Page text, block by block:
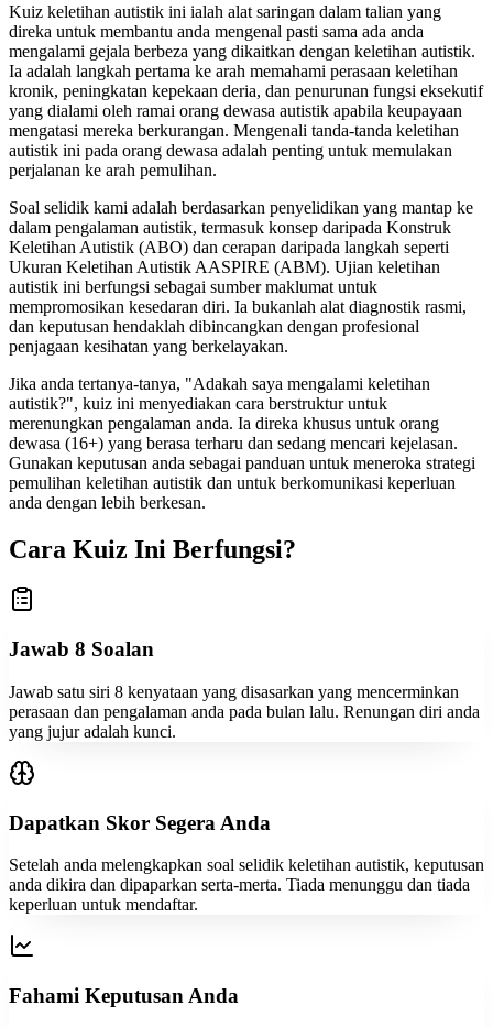
Kuiz keletihan autistik ini ialah alat saringan dalam talian yang
direka untuk membantu anda mengenal pasti sama ada anda
mengalami gejala berbeza yang dikaitkan dengan keletihan autistik.
Ia adalah langkah pertama ke arah memahami perasaan keletihan
kronik, peningkatan kepekaan deria, dan penurunan fungsi eksekutif
yang dialami oleh ramai orang dewasa autistik apabila keupayaan
mengatasi mereka berkurangan. Mengenali tanda-tanda keletihan
autistik ini pada orang dewasa adalah penting untuk memulakan
perjalanan ke arah pemulihan.
Soal selidik kami adalah berdasarkan penyelidikan yang mantap ke
dalam pengalaman autistik, termasuk konsep daripada Konstruk
Keletihan Autistik (ABO) dan cerapan daripada langkah seperti
Ukuran Keletihan Autistik AASPIRE (ABM). Ujian keletihan
autistik ini berfungsi sebagai sumber maklumat untuk
mempromosikan kesedaran diri. Ia bukanlah alat diagnostik rasmi,
dan keputusan hendaklah dibincangkan dengan profesional
penjagaan kesihatan yang berkelayakan.
Jika anda tertanya-tanya, "Adakah saya mengalami keletihan
autistik?", kuiz ini menyediakan cara berstruktur untuk
merenungkan pengalaman anda. Ia direka khusus untuk orang
dewasa (16+) yang berasa terharu dan sedang mencari kejelasan.
Gunakan keputusan anda sebagai panduan untuk meneroka strategi
pemulihan keletihan autistik dan untuk berkomunikasi keperluan
anda dengan lebih berkesan.
Cara Kuiz Ini Berfungsi?
Jawab 8 Soalan
Jawab satu siri 8 kenyataan yang disasarkan yang mencerminkan
perasaan dan pengalaman anda pada bulan lalu. Renungan diri anda
yang jujur adalah kunci.
Dapatkan Skor Segera Anda
Setelah anda melengkapkan soal selidik keletihan autistik, keputusan
anda dikira dan dipaparkan serta-merta. Tiada menunggu dan tiada
keperluan untuk mendaftar.
Fahami Keputusan Anda